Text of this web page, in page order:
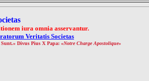
iura omnia asservantur.
Veritatis Societas
Divus Pius X Papa: «Notre Charge Apostolique»